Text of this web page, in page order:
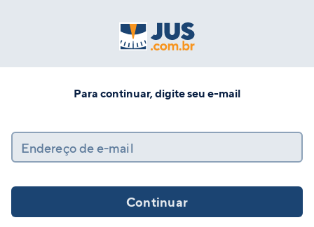
Para continuar, digite seu e-mail
Endereço de e-mail
Continuar